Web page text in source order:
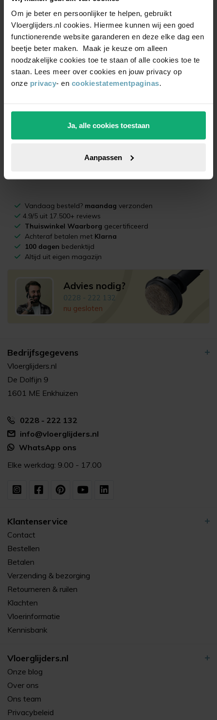
Om je beter en persoonlijker te helpen, gebruikt
Vloerglijders.nl cookies. Hiermee kunnen wij een goed
functionerende website garanderen en deze elke dag een
beetje beter maken. Maak je keuze om alleen
noodzakelijke cookies toe te staan of alle cookies toe te
staan. Lees meer over cookies en jouw privacy op
onze privacy- en cookiestatementpaginas.
Ja, alle cookies toestaan
Aanpassen
Tom is de drijvende kracht achterVloerglijders.nl
meubelzaak in het Noord-Hollandse Wognum, waar zijn
interesse in de interieurwereld groeide. Tijdens zijn studie
zag hij een kans om theorie in de praktijk te brengen en
15+ jaar ervaring in vloerbescherming
Vandaag besteld? maandag verzonden
4.9/5 uit 17.500+ reviews
Thuiswinkel Waarborg gecertificeerd
Achteraf betalen met Klarna
100 dagen bedenktijd
Altijd uit eigen magazijn
Advies nodig?
0228 - 222 132
nu gesloten
Bedrijfsgegevens
Vloerglijders.nl
De Dolfijn 9
1601 ME Enkhuizen
0228 - 222 132
info@vloerglijders.nl
WhatsApp ons
Elke werkdag: 9.00 - 17.00
Klantenservice
Contact
Bestellen
Betalen
Verzending & bezorging
Retourneren & ruilen
Klachten
Vloerinformatie
Kennisbank
Vloerglijders.nl
Onze blog
Over ons
Ons team
Privacybeleid